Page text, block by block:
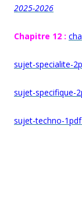
2025-2026
Chapitre 12 :
sujet-specialite-
sujet-specifique-
sujet-techno-